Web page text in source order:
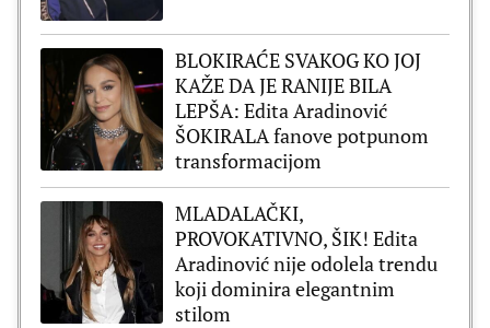
BLOKIRAĆE SVAKOG KO JOJ
KAŽE DA JE RANIJE BILA
LEPŠA: Edita Aradinović
ŠOKIRALA fanove potpunom
transformacijom
MLADALAČKI,
PROVOKATIVNO, ŠIK! Edita
Aradinović nije odolela trendu
koji dominira elegantnim
stilom